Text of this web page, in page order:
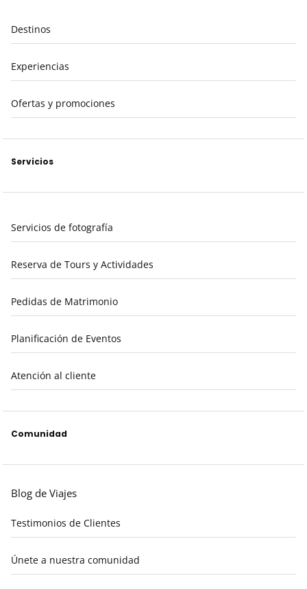
Destinos
Experiencias
Ofertas y promociones
Servicios
Servicios de fotografía
Reserva de Tours y Actividades
Pedidas de Matrimonio
Planificación de Eventos
Atención al cliente
Comunidad
Blog de Viajes
Testimonios de Clientes
Únete a nuestra comunidad